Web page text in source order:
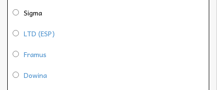
Sigma
LTD (ESP)
Framus
Dowina